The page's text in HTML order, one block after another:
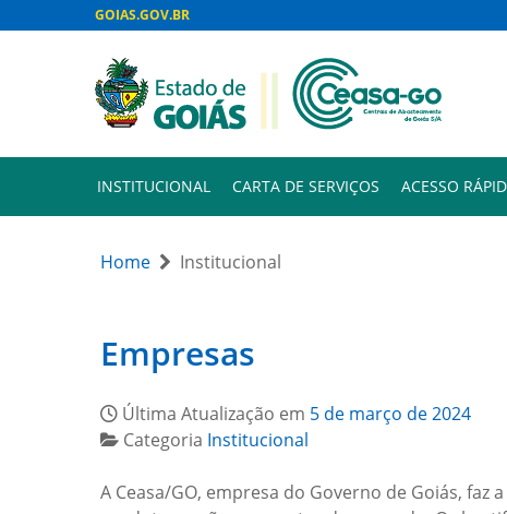
GOIAS.GOV.BR
INSTITUCIONAL CARTA DE SERVIÇOS ACESSO
Home Institucional
Empresas
Última Atualização em 5 de março de 2024
Categoria Institucional
A Ceasa/GO, empresa do Governo de Goiás,